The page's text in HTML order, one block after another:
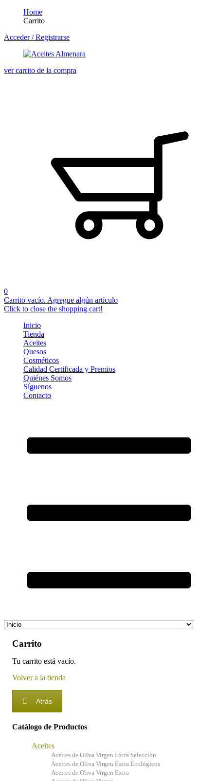
Home
Carrito
Acceder / Registrarse
ver carrito de la compra
0
Carrito vacío. Agregue algún artículo
Click to close the shopping cart!
Inicio
Tienda
Aceites
Quesos
Cosméticos
Calidad Certificada y Premios
Quiénes Somos
Síguenos
Contacto
Carrito
Tu carrito está vacío.
Volver a la tienda
Atrás
Catálogo de Productos
Aceites
Aceites de Oliva Virgen Extra Selección
Aceites de Oliva Virgen Extra Ecológicos
Aceites de Oliva Virgen Extra